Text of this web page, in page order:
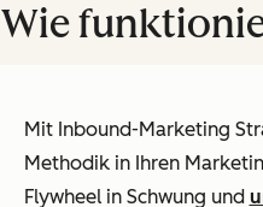
Wie
Mit Inbound-Marketing
Methodik in Ihren
Flywheel in Schwung und